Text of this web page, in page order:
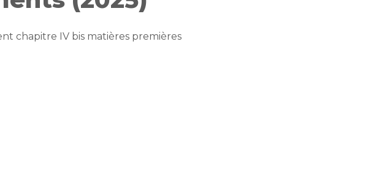
chapitre IV bis matières premières